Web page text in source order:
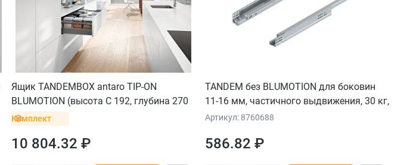
Ящик TANDEMBOX antaro TIP-ON
BLUMOTION (высота C 192, глубина 270
мм, до 10 кг), крепление INSERTA, серый
Комплект
10 804.32 ₽
TANDEM без BLUMOTION для боковин
11-16 мм, частичного выдвижения, 30 кг,
500мм, комплект
Артикул: 8760688
586.82 ₽